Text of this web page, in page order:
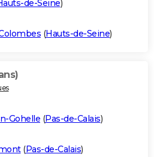
de-Seine)
(Hauts-de-Seine)
Gohelle (Pas-de-Calais)
(Pas-de-Calais)